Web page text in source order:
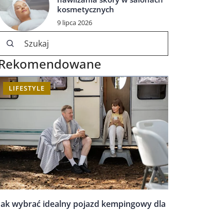
kosmetycznych
9 lipca 2026
LIFESTYLE
wybrać idealny pojazd kempingowy dla